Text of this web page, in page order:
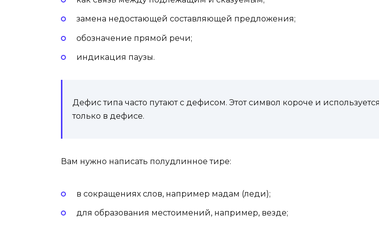
замена недостающей составляющей предложения;
обозначение прямой речи;
индикация паузы.
Дефис типа часто путают с дефисом. Этот символ короче и
только в дефисе.
Вам нужно написать полудлинное тире:
в сокращениях слов, например мадам (леди);
для образования местоимений, например, везде;